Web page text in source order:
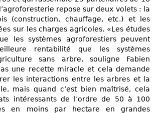
repose sur deux volets : la
(construction, chauffage, etc.) et les
sur les charges agricoles. «Les études
les systèmes agroforestiers peuvent
rentabilité que les systèmes
sans arbre, souligne Fabien
une recette miracle et cela demande
les interactions entre les arbres et la
mais quand c’est bien maîtrisé, cela
intéressants de l’ordre de 50 à 100
en moins par hectare en grandes